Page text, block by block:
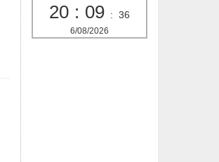
20 : 09 : 37
6/08/2026